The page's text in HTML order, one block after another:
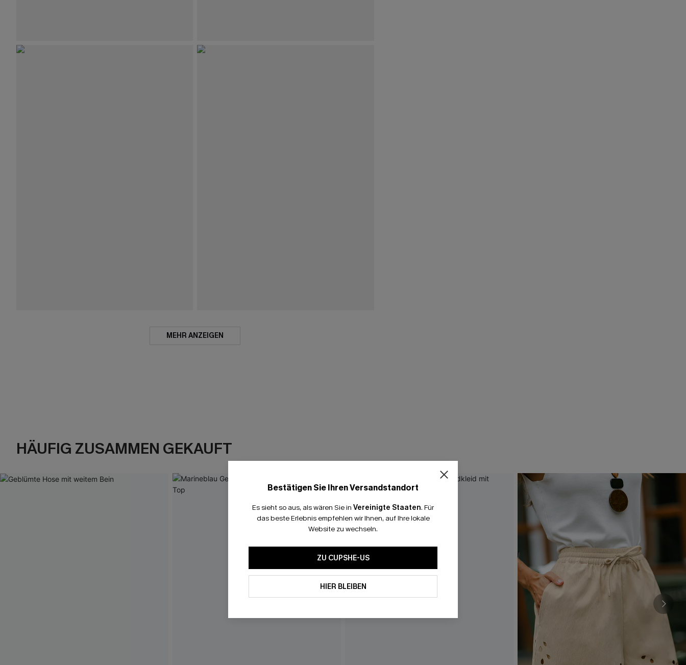
MEHR ANZEIGEN
HÄUFIG ZUSAMMEN GEKAUFT
Bestätigen Sie Ihren Versandstandort
Es sieht so aus, als wären Sie in Vereinigte Staaten. Für
das beste Erlebnis empfehlen wir Ihnen, auf Ihre lokale
Website zu wechseln.
ZU CUPSHE-US
HIER BLEIBEN